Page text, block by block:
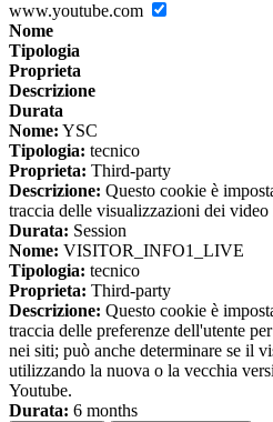
www.youtube.com
Nome
Tipologia
Proprieta
Descrizione
Durata
Nome: YSC
Tipologia: tecnico
Proprieta: Third-party
Descrizione: Questo cookie è
traccia delle visualizzazioni dei
Durata: Session
Nome: VISITOR_INFO1_LIVE
Tipologia: tecnico
Proprieta: Third-party
Descrizione: Questo cookie è
traccia delle preferenze dell'utente
nei siti; può anche determinare se il
utilizzando la nuova o la vecchia
Youtube.
Durata: 6 months